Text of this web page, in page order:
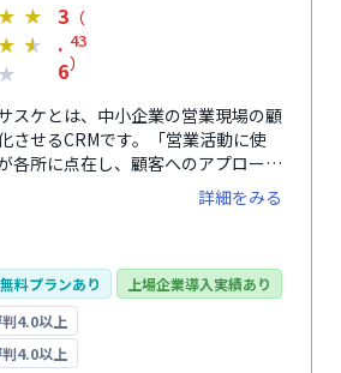
★ ★
★ ★
★
3
.
6
（
43
）
スケとは、中小企業の営業現場の顧
させるCRMです。「営業活動に使
各所に点在し、顧客へのアプローチ
わからない」といった状況を解消し
ートで獲得した顧客リードを一元管
織全体で共有・可視化できる状態に
ドの育成、AIによる営業活動支援な
つながる機能も搭載。解約率の低さ
誰にでも使いやすい国産ツールで
詳細をみる
無料プランあり
上場企業導入実績あり
4.0以上
4.0以上